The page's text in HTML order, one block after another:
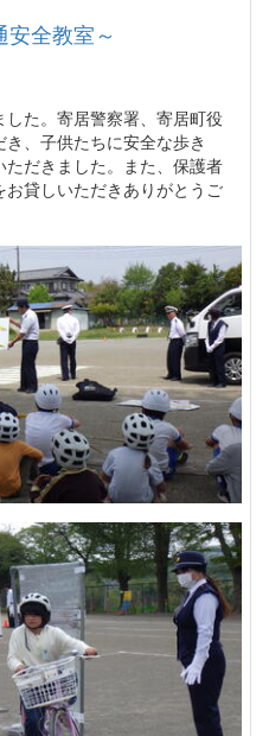
全教室～
た。寄居警察署、寄居町役
、子供たちに安全な歩き
だきました。また、保護者
貸しいただきありがとうご